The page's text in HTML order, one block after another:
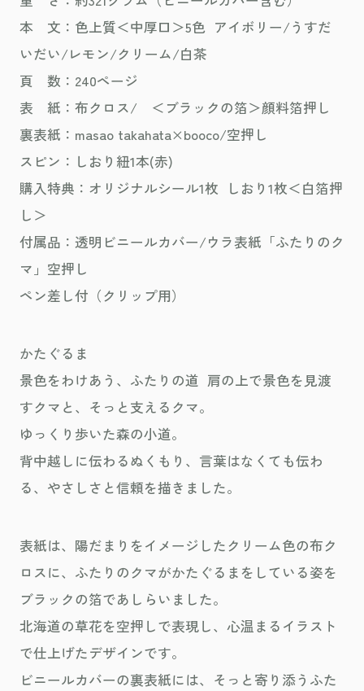
本 文：色上質＜中厚口＞5色 アイボリー/うすだ
いだい/レモン/クリーム/白茶
頁 数：240ページ
表 紙：布クロス/ ＜ブラックの箔＞顔料箔押し
裏表紙：masao takahata×booco/空押し
スピン：しおり紐1本(赤)
購入特典：オリジナルシール1枚 しおり1枚＜白箔押
し＞
付属品：透明ビニールカバー/ウラ表紙「ふたりのク
マ」空押し
ペン差し付（クリップ用）
かたぐるま
景色をわけあう、ふたりの道 肩の上で景色を見渡
すクマと、そっと支えるクマ。
ゆっくり歩いた森の小道。
背中越しに伝わるぬくもり、言葉はなくても伝わ
る、やさしさと信頼を描きました。
表紙は、陽だまりをイメージしたクリーム色の布ク
ロスに、ふたりのクマがかたぐるまをしている姿を
ブラックの箔であしらいました。
北海道の草花を空押しで表現し、心温まるイラスト
で仕上げたデザインです。
ビニールカバーの裏表紙には、そっと寄り添うふた